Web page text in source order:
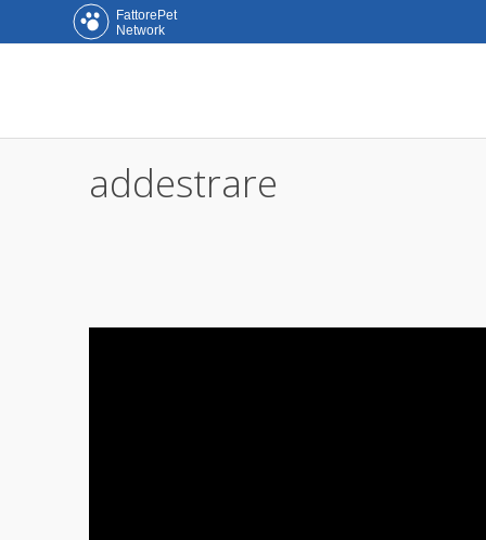
addestrare
FattorePet
Network